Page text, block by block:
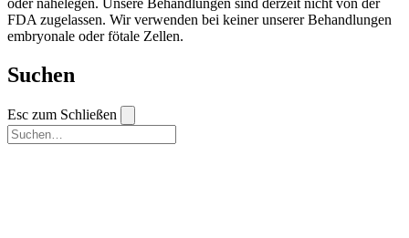
oder nahelegen. Unsere Behandlungen sind derzeit nicht von der
FDA zugelassen. Wir verwenden bei keiner unserer Behandlungen
embryonale oder fötale Zellen.
Suchen
Esc zum Schließen